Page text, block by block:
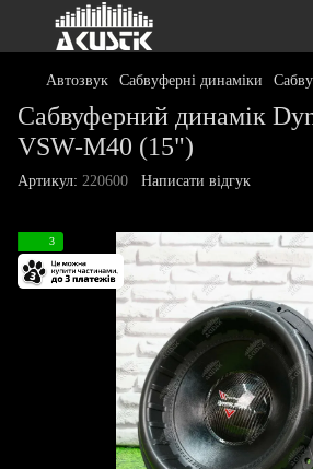
Автозвук Сабвуферні динаміки
Сабвуферний динамік
VSW-M40 (15")
Артикул: 220600 Написати відгук
3